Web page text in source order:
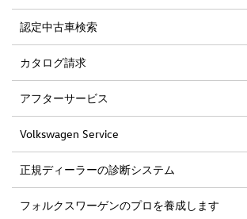
認定中古車検索
カタログ請求
アフターサービス
Volkswagen Service
正規ディーラーの診断システム
フォルクスワーゲンのプロを養成します